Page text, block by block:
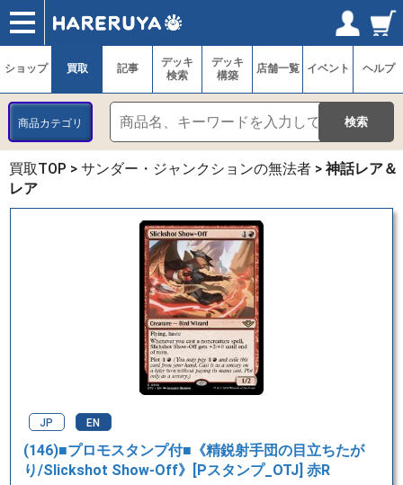
ショップ
買取
記事
デッキ検索
デッキ構築
選手一覧
店舗一覧
イベント
ヘルプ
お問い合わせ ログイン／会員登録
マイページ
ショップ 買取 記事
デッキ
検索
デッキ
構築
店舗一覧 イベント ヘルプ
商品カテゴリ
買取TOP > サンダー・ジャンクションの無法者 > 神話レア＆
レア
JP EN
(146)■プロモスタンプ付■《精鋭射手団の目立ちたが
り/Slickshot Show-Off》[Pスタンプ_OTJ] 赤R